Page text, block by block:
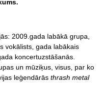
2009.gada labākā grupa,
vokālists, gada labākais
koncertuzstāšanās.
un mūziķus, visus, par ko
leģendārās thrash metal